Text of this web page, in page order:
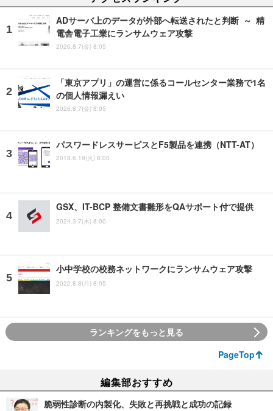
ADサーバ上のデータが外部へ転送されたと判断 ～ 精
電舎電子工業にランサムウェア攻撃
2026.8.7(金) 8:05
「東京アプリ」の運営に係るコールセンター業務で1名
の個人情報漏えい
2026.8.7(金) 8:05
パスワードレスサービスとF5製品を連携（NTT-AT）
2018.6.19(火) 8:00
GSX、IT-BCP 整備文書雛形をQAサポート付で提供
2024.3.7(木) 8:00
小中学校の校務ネットワークにランサムウェア攻撃
2022.8.8(月) 8:05
ランキングをもっと見る
PageTop
編集部おすすめ
脆弱性診断の内製化、失敗と再挑戦と成功の記録